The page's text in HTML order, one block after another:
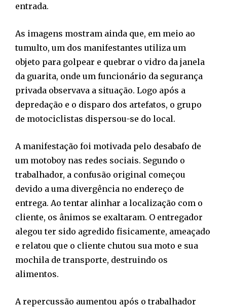
entrada.
As imagens mostram ainda que, em meio ao
tumulto, um dos manifestantes utiliza um
objeto para golpear e quebrar o vidro da janela
da guarita, onde um funcionário da segurança
privada observava a situação. Logo após a
depredação e o disparo dos artefatos, o grupo
de motociclistas dispersou-se do local.
A manifestação foi motivada pelo desabafo de
um motoboy nas redes sociais. Segundo o
trabalhador, a confusão original começou
devido a uma divergência no endereço de
entrega. Ao tentar alinhar a localização com o
cliente, os ânimos se exaltaram. O entregador
alegou ter sido agredido fisicamente, ameaçado
e relatou que o cliente chutou sua moto e sua
mochila de transporte, destruindo os
alimentos.
A repercussão aumentou após o trabalhador